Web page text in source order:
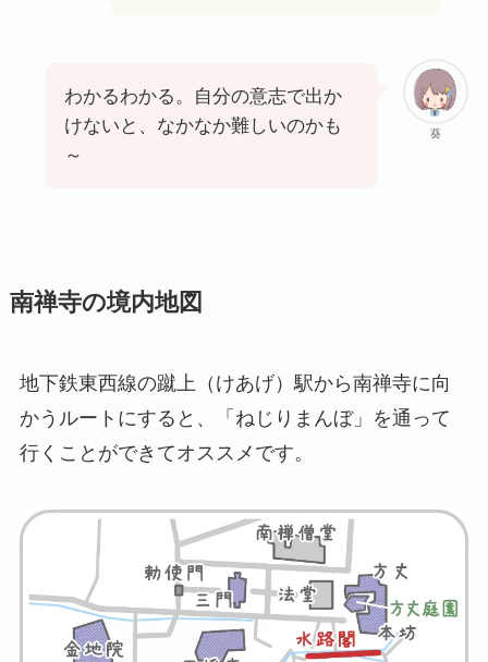
葵
わかるわかる。自分の意志で出か
けないと、なかなか難しいのかも
～
南禅寺の境内地図
地下鉄東西線の蹴上（けあげ）駅から南禅寺に向
かうルートにすると、「ねじりまんぼ」を通って
行くことができてオススメです。